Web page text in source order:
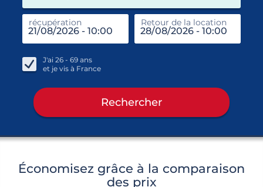
récupération Retour de la location
J'ai 26 - 69 ans
et je vis à France
Rechercher
Économisez grâce à la comparaison
des prix